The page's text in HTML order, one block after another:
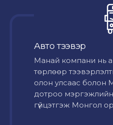
Авто тээвэр
Mанай компани нь
төрлөөр
олон улсаас болон
дотроо
гүйцэтгэж Монгол